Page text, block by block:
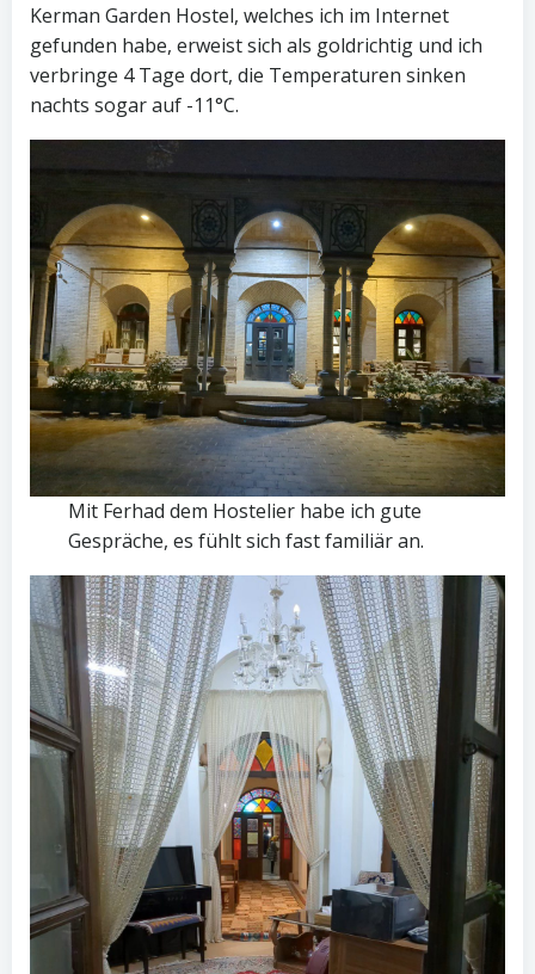
Kerman Garden Hostel, welches ich im Internet
gefunden habe, erweist sich als goldrichtig und ich
verbringe 4 Tage dort, die Temperaturen sinken
nachts sogar auf -11°C.
Mit Ferhad dem Hostelier habe ich gute
Gespräche, es fühlt sich fast familiär an.